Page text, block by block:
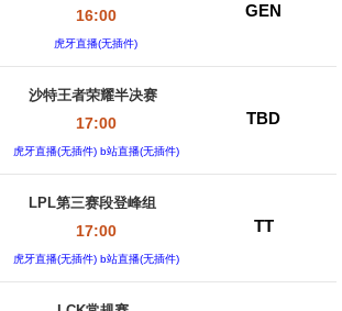
16:00
虎牙直播(无插件)
GEN
沙特王者荣耀半决赛
17:00
虎牙直播(无插件) b站直播(无插件)
TBD
LPL第三赛段登峰组
17:00
虎牙直播(无插件) b站直播(无插件)
TT